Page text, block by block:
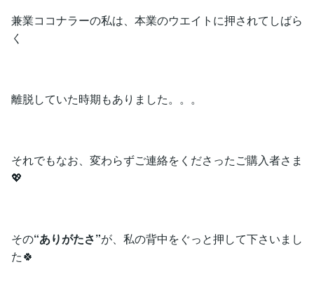
兼業ココナラーの私は、本業のウエイトに押されてしばら
く
離脱していた時期もありました。。。
それでもなお、変わらずご連絡をくださったご購入者さま
💖
その“ありがたさ”が、私の背中をぐっと押して下さいまし
た🍀